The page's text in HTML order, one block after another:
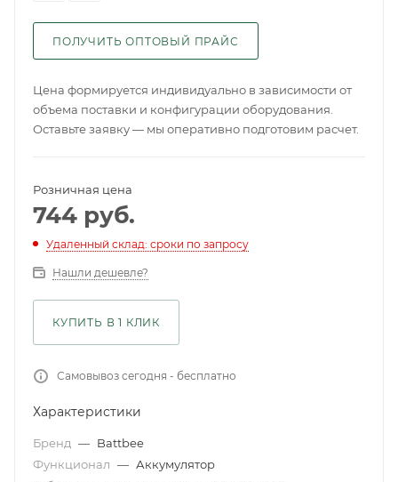
ПОЛУЧИТЬ ОПТОВЫЙ ПРАЙС
Цена формируется индивидуально в зависимости от
объема поставки и конфигурации оборудования.
Оставьте заявку — мы оперативно подготовим расчет.
Розничная цена
744 руб.
Удаленный склад: сроки по запросу
Нашли дешевле?
КУПИТЬ В 1 КЛИК
Самовывоз сегодня - бесплатно
Характеристики
Бренд — Battbee
Функционал — Аккумулятор